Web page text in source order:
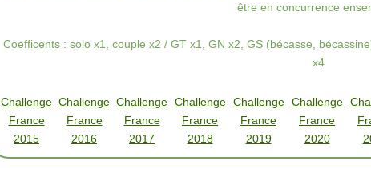
être en concurrence
Coefficents : solo x1, couple x2 / GT x1, GN x2, GS (bécasse,
x4
Challenge
France
2015
Challenge
France
2016
Challenge
France
2017
Challenge
France
2018
Challenge
France
2019
Challenge
France
2020